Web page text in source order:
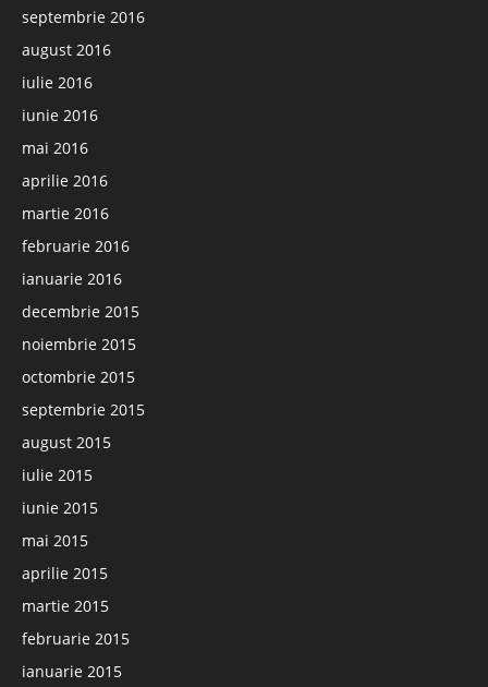
septembrie 2016
august 2016
iulie 2016
iunie 2016
mai 2016
aprilie 2016
martie 2016
februarie 2016
ianuarie 2016
decembrie 2015
noiembrie 2015
octombrie 2015
septembrie 2015
august 2015
iulie 2015
iunie 2015
mai 2015
aprilie 2015
martie 2015
februarie 2015
ianuarie 2015